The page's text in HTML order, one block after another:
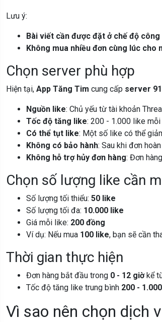
Lưu ý:
Bài viết cần được đặt ở chế độ công
Không mua nhiều đơn cùng lúc cho
Chọn server phù hợp
Hiện tại, App Tăng Tim cung cấp server
Nguồn like: Chủ yếu từ tài khoản
Tốc độ tăng like: 200 - 1.000 like mỗi
Có thể tụt like: Một số like có thể
Không có bảo hành: Sau khi đơn
Không hỗ trợ hủy đơn hàng: Đơn
Chọn số lượng like cần
Số lượng tối thiểu: 50 like
Số lượng tối đa: 10.000 like
Giá mỗi like: 200 đồng
Ví dụ: Nếu mua 100 like, bạn sẽ cần
Thời gian thực hiện
Đơn hàng bắt đầu trong 0 - 12 giờkể
Tốc độ tăng like trung bình 200 -
Vì sao nên chọn dịch